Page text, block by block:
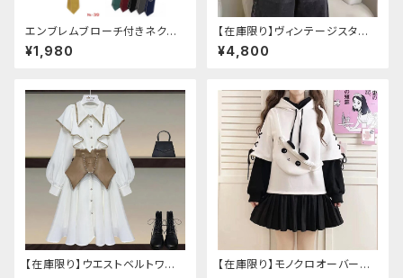
エンブレムブローチ付きネクタ
イ(イエロー)
¥1,980
【在庫限り】ヴィンテージスタイ
ルバックルベルトシャツ
¥4,800
【在庫限り】ウエストベルトワン
【在庫限り】モノクロオーバーサ